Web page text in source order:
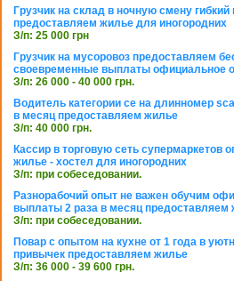
Грузчик на склад в ночную смену
предоставляем жилье для иногородних
З/п: 25 000 грн
Грузчик на мусоровоз предоставляем
своевременные выплаты официальное
З/п: 26 000 - 40 000 грн.
Водитель категории се на длинномер
в месяц предоставляем жилье
З/п: 40 000 грн.
Кассир в торговую сеть супермаркетов
жилье - хостел для иногородних
З/п: при собеседовании.
Разнорабочий опыт не важен обучим
выплаты 2 раза в месяц предоставляем
З/п: при собеседовании.
Повар с опытом на кухне от 1 года в
привычек предоставляем жилье
З/п: 36 000 - 39 600 грн.